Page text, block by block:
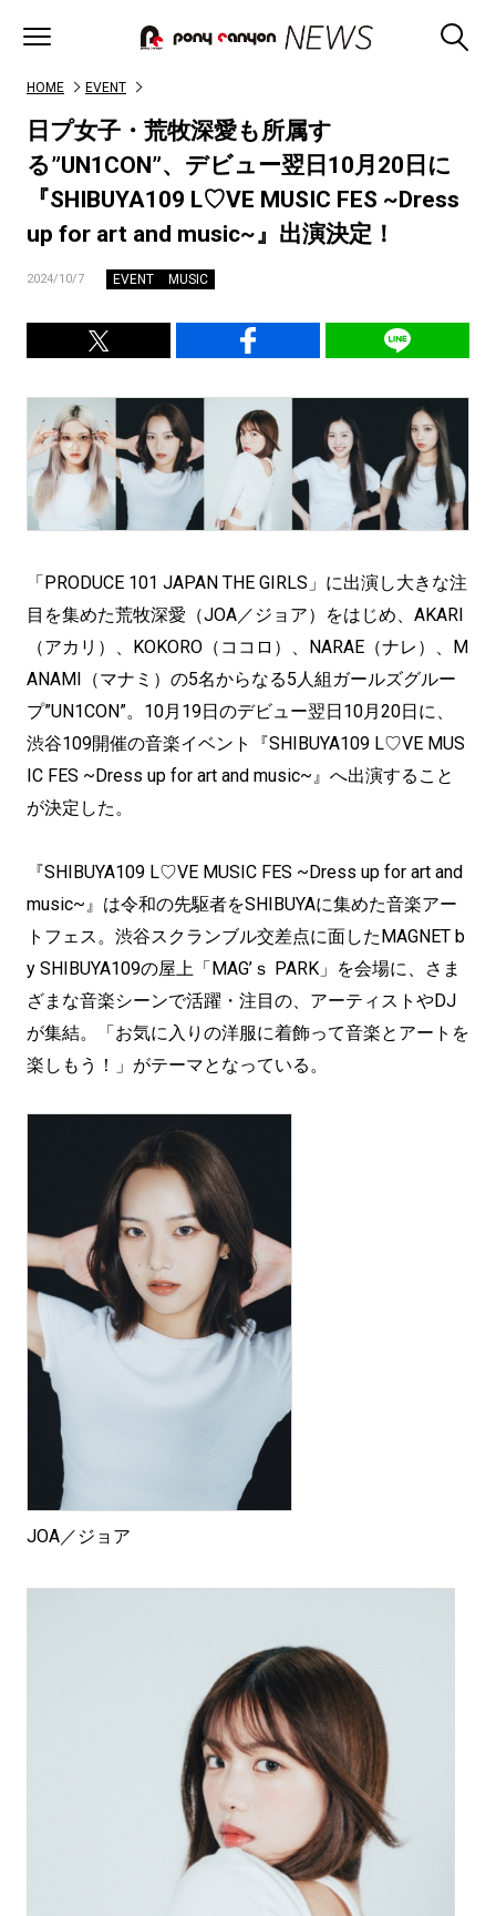
HOME EVENT
日プ女子・荒牧深愛も所属す
る”UN1CON”、デビュー翌日10月20日に
『SHIBUYA109 L♡VE MUSIC FES ~Dress
up for art and music~』出演決定！
2024/10/7 EVENT MUSIC
「PRODUCE 101 JAPAN THE GIRLS」に出演し大きな注
目を集めた荒牧深愛（JOA／ジョア）をはじめ、AKARI
（アカリ）、KOKORO（ココロ）、NARAE（ナレ）、M
ANAMI（マナミ）の5名からなる5人組ガールズグルー
プ”UN1CON”。10月19日のデビュー翌日10月20日に、
渋谷109開催の音楽イベント『SHIBUYA109 L♡VE MUS
IC FES ~Dress up for art and music~』へ出演すること
が決定した。
『SHIBUYA109 L♡VE MUSIC FES ~Dress up for art and
music~』は令和の先駆者をSHIBUYAに集めた音楽アー
トフェス。渋谷スクランブル交差点に面したMAGNET b
y SHIBUYA109の屋上「MAG’ｓ PARK」を会場に、さま
ざまな音楽シーンで活躍・注目の、アーティストやDJ
が集結。「お気に入りの洋服に着飾って音楽とアートを
楽しもう！」がテーマとなっている。
JOA／ジョア